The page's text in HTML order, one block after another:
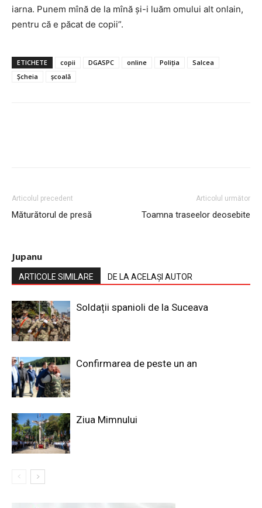
iarna. Punem mînă de la mînă și-i luăm omului alt onlain,
pentru că e păcat de copii”.
ETICHETE copii DGASPC online Poliția
Salcea
Șcheia
școală
Articolul precedent
Măturătorul de presă
Articolul următor
Toamna traseelor deosebite
Jupanu
ARTICOLE SIMILARE DE LA ACELAȘI AUTOR
Soldații spanioli de la Suceava
Confirmarea de peste un an
Ziua Mimnului